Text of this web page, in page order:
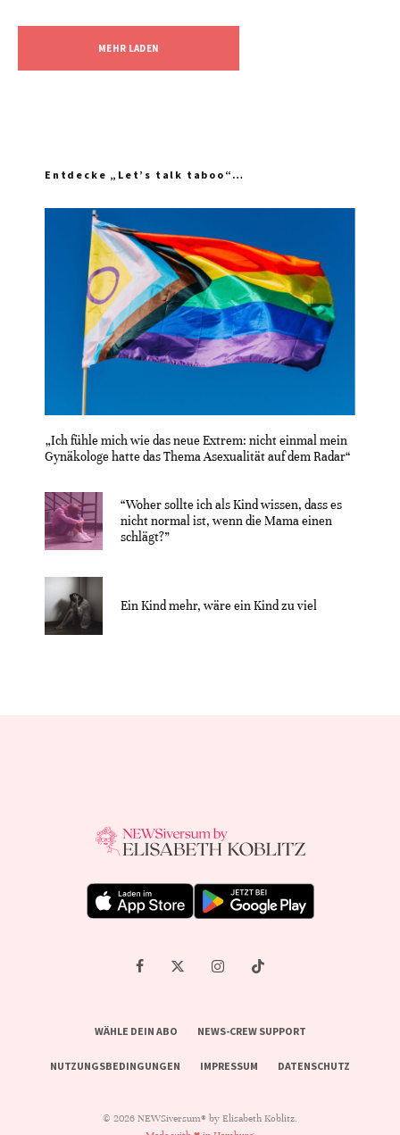
MEHR LADEN
Entdecke „Let’s talk taboo“…
„Ich fühle mich wie das neue Extrem: nicht einmal mein
Gynäkologe hatte das Thema Asexualität auf dem Radar“
“Woher sollte ich als Kind wissen, dass es
nicht normal ist, wenn die Mama einen
schlägt?”
Ein Kind mehr, wäre ein Kind zu viel
WÄHLE DEIN ABO NEWS-CREW SUPPORT
NUTZUNGSBEDINGUNGEN IMPRESSUM DATENSCHUTZ
© 2026 NEWSiversum® by Elisabeth Koblitz.